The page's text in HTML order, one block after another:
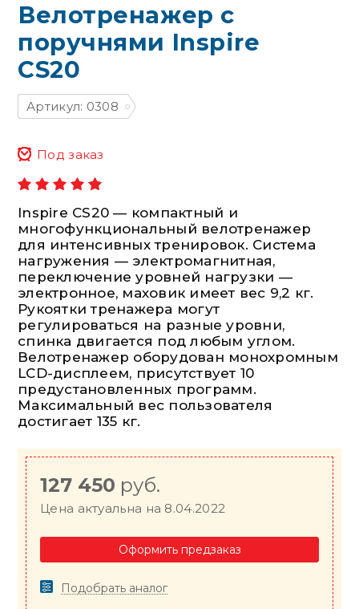
Велотренажер с
поручнями Inspire
CS20
Артикул: 0308
Под заказ
Inspire CS20 — компактный и
многофункциональный велотренажер
для интенсивных тренировок. Система
нагружения — электромагнитная,
переключение уровней нагрузки —
электронное, маховик имеет вес 9,2 кг.
Рукоятки тренажера могут
регулироваться на разные уровни,
спинка двигается под любым углом.
Велотренажер оборудован монохромным
LCD-дисплеем, присутствует 10
предустановленных программ.
Максимальный вес пользователя
достигает 135 кг.
127 450 руб.
Цена актуальна на 8.04.2022
Оформить предзаказ
Подобрать аналог